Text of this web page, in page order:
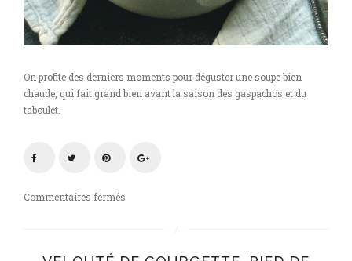
On profite des derniers moments pour déguster une soupe bien
chaude, qui fait grand bien avant la saison des gaspachos et du
taboulet.
Commentaires fermés